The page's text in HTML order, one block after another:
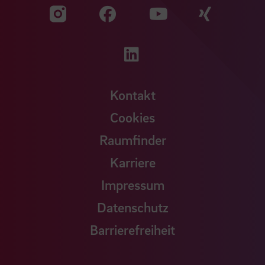
Zu unserer Facebook
Zu
Zu unserer
Kontakt
Cookies
Raumfinder
Karriere
Impressum
Datenschutz
Barrierefreiheit